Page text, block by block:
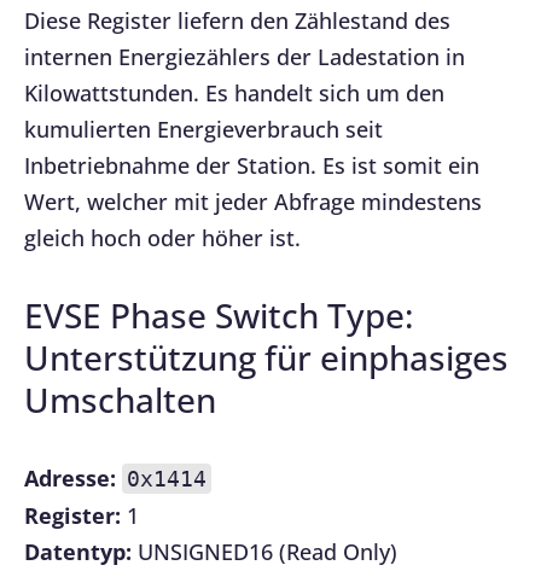
Diese Register liefern den Zählestand des
internen Energiezählers der Ladestation in
Kilowattstunden. Es handelt sich um den
kumulierten Energieverbrauch seit
Inbetriebnahme der Station. Es ist somit ein
Wert, welcher mit jeder Abfrage mindestens
gleich hoch oder höher ist.
EVSE Phase Switch Type:
Unterstützung für einphasiges
Umschalten
Adresse: 0x1414
Register: 1
Datentyp: UNSIGNED16 (Read Only)